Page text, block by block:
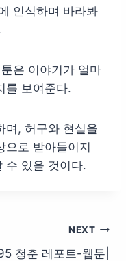
인식하며 바라봐
은 이야기가 얼마
를 보여준다.
며, 허구와 현실을
으로 받아들이지
수 있을 것이다.
NEXT
청춘 레포트-웹툰|